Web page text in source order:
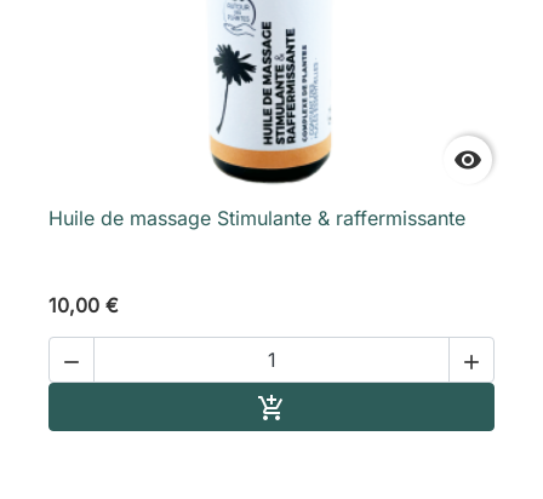

Huile de massage Stimulante & raffermissante
10,00 €
 
